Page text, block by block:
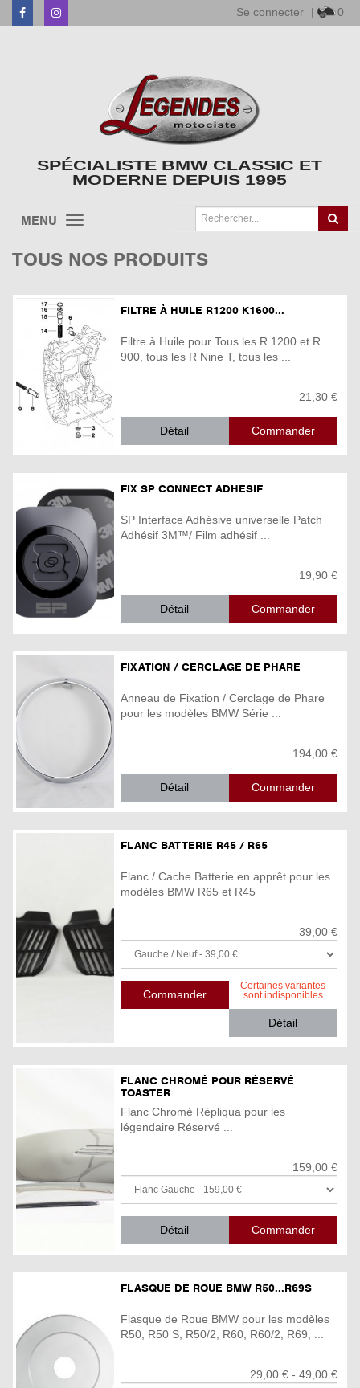
FacebookInstagram Se connecter | 0
SPÉCIALISTE BMW CLASSIC ET
MODERNE DEPUIS 1995
MENU
TOUS NOS PRODUITS
FILTRE À HUILE R1200 K1600...
Filtre à Huile pour Tous les R 1200 et R
900, tous les R Nine T, tous les ...
21,30 €
Détail
FIX SP CONNECT ADHESIF
SP Interface Adhésive universelle Patch
Adhésif 3M™/ Film adhésif ...
19,90 €
Détail
FIXATION / CERCLAGE DE PHARE
Anneau de Fixation / Cerclage de Phare
pour les modèles BMW Série ...
194,00 €
Détail
FLANC BATTERIE R45 / R65
Flanc / Cache Batterie en apprêt pour les
modèles BMW R65 et R45
39,00 €
Certaines variantes
sont indisponibles
Détail
FLANC CHROMÉ POUR RÉSERVÉ
TOASTER
Flanc Chromé Répliqua pour les
légendaire Réservé ...
159,00 €
Détail
FLASQUE DE ROUE BMW R50...R69S
Flasque de Roue BMW pour les modèles
R50, R50 S, R50/2, R60, R60/2, R69, ...
29,00 € - 49,00 €